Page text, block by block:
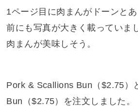
1ページ目に肉まんがドーンと
前にも写真が大きく載っていま
肉まんが美味しそう。
Pork & Scallions Bun（$2.75）
Bun（$2.75）を注文しました。